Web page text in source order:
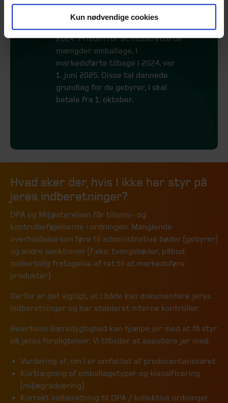
Kun nødvendige cookies
varetage ansvaret for indsamling
og indberetning.
2024: Fristen for at indberette de
mængder emballage, I
markedsførte tilbage i 2024, var
1. juni 2025. Disse tal dannede
grundlag for de gebyrer, I skal
betale fra 1. oktober.
Hvad sker der, hvis I ikke har styr på
jeres indberetninger?
DPA og Miljøstyrelsen får tilsyns- og
kontrolbeføjelserne i ordningen. Manglende
overholdelse kan føre til administrative bøder (gebyrer)
og andre sanktioner (f.eks. tvangsbøder, påbud,
midlertidig fratagelse af ret til at markedsføre
produkter).
Derfor er det vigtigt, at I både kan dokumentere jeres
indberetninger og har etableret interne kontroller.
Beierholm Bæredygtighed kan hjælpe jer med at få styr
på jeres forpligtelser. Vi tilbyder at assistere jer med:
Vurdering af, om I er omfattet af producentansvaret
Kortlægning af emballagetyper og klassificering
(miljøgraduering)
Korrekt indberetning til DPA / kollektive ordninger